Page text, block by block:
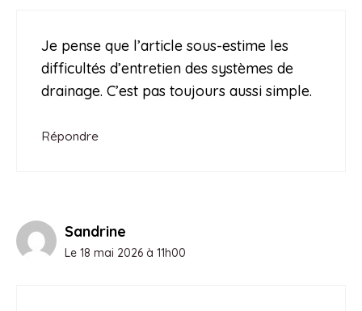
Je pense que l’article sous-estime les
difficultés d’entretien des systèmes de
drainage. C’est pas toujours aussi simple.
Répondre
Sandrine
Le 18 mai 2026 à 11h00